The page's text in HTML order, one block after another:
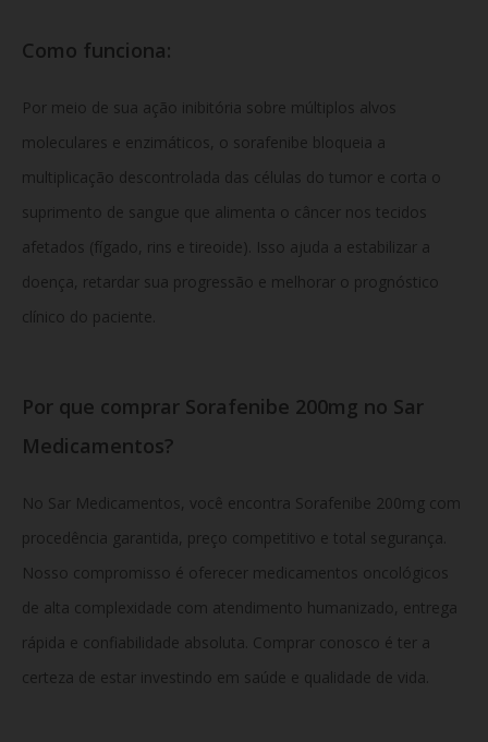
Como funciona:
Por meio de sua ação inibitória sobre múltiplos alvos
moleculares e enzimáticos, o sorafenibe bloqueia a
multiplicação descontrolada das células do tumor e corta o
suprimento de sangue que alimenta o câncer nos tecidos
afetados (fígado, rins e tireoide). Isso ajuda a estabilizar a
doença, retardar sua progressão e melhorar o prognóstico
clínico do paciente.
Por que comprar Sorafenibe 200mg no Sar
Medicamentos?
No Sar Medicamentos, você encontra Sorafenibe 200mg com
procedência garantida, preço competitivo e total segurança.
Nosso compromisso é oferecer medicamentos oncológicos
de alta complexidade com atendimento humanizado, entrega
rápida e confiabilidade absoluta. Comprar conosco é ter a
certeza de estar investindo em saúde e qualidade de vida.